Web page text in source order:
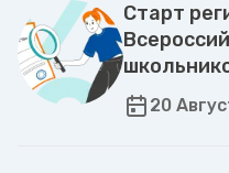
Старт
20